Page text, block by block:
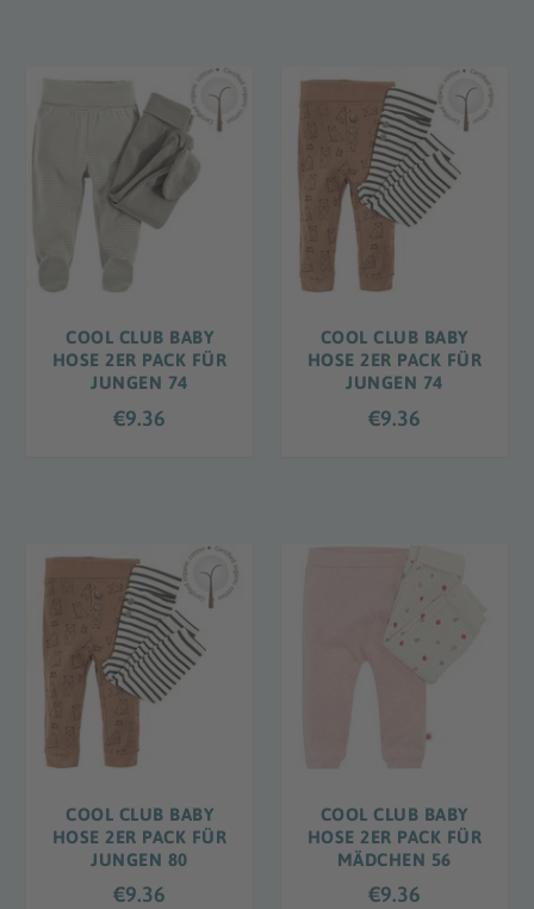
COOL CLUB BABY
HOSE 2ER PACK FÜR
JUNGEN 74
€9.36
COOL CLUB BABY
HOSE 2ER PACK FÜR
JUNGEN 74
€9.36
COOL CLUB BABY
HOSE 2ER PACK FÜR
JUNGEN 80
€9.36
COOL CLUB BABY
HOSE 2ER PACK FÜR
MÄDCHEN 56
€9.36